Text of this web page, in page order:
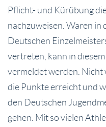
Pflicht- und Kürübung
nachzuweisen. Waren in
Deutschen
vertreten, kann in
vermeldet werden. Nicht
die Punkte erreicht und
den Deutschen
gehen. Mit so vielen